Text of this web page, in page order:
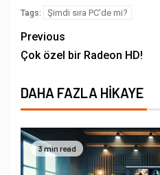
Tags: Şimdi sıra PC'de mi?
Previous
Çok özel bir Radeon HD!
DAHA FAZLA HIKAYE
3 min read